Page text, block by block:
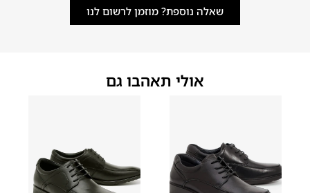
שאלה נוספת? מוזמן לרשום לנו
אולי תאהבו גם